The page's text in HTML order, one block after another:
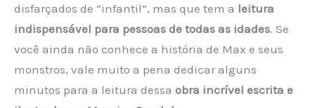
disfarçados de “infantil”, mas que tem a leitura
indispensável para pessoas de todas as idades. Se
você ainda não conhece a história de Max e seus
monstros, vale muito a pena dedicar alguns
minutos para a leitura dessa obra incrível escrita e